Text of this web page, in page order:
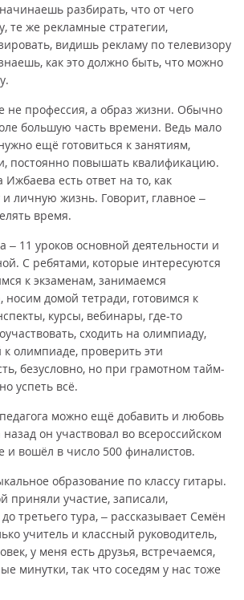
разбирать, что от чего
те же рекламные стратегии,
видишь рекламу по телевизору
как это должно быть, что можно
не профессия, а образ жизни. Обычно
большую часть времени. Ведь мало
ещё готовиться к занятиям,
постоянно повышать квалификацию.
есть ответ на то, как
личную жизнь. Говорит, главное –
время.
– 11 уроков основной деятельности и
С ребятами, которые интересуются
к экзаменам, занимаемся
домой тетради, готовимся к
курсы, вебинары, где-то
сходить на олимпиаду,
к олимпиаде, проверить эти
безусловно, но при грамотном тайм-
успеть всё.
можно ещё добавить и любовь
он участвовал во всероссийском
и вошёл в число 500 финалистов.
образование по классу гитары.
приняли участие, записали,
третьего тура, – рассказывает Семён
учитель и классный руководитель,
у меня есть друзья, встречаемся,
минутки, так что соседям у нас тоже